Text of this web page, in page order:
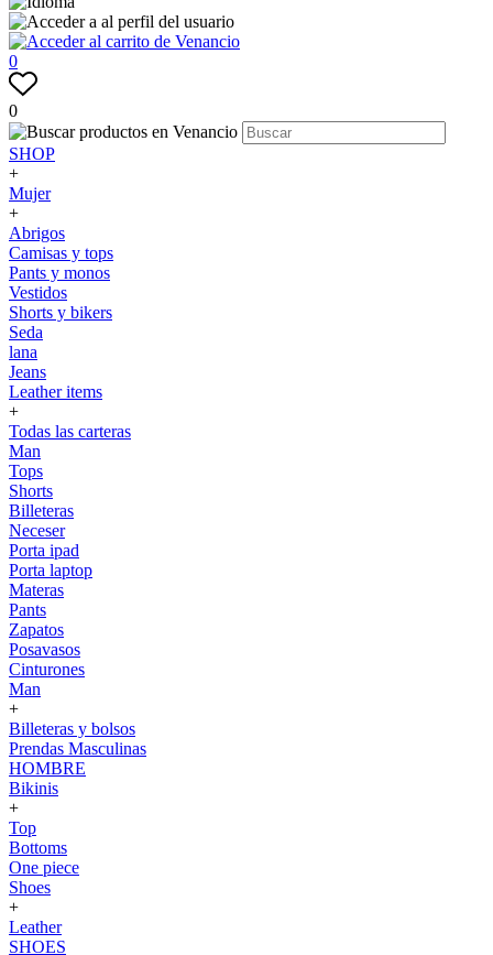
0
0
SHOP
+
Mujer
+
Abrigos
Camisas y tops
Pants y monos
Vestidos
Shorts y bikers
Seda
lana
Jeans
Leather items
+
Todas las carteras
Man
Tops
Shorts
Billeteras
Neceser
Porta ipad
Porta laptop
Materas
Pants
Zapatos
Posavasos
Cinturones
Man
+
Billeteras y bolsos
Prendas Masculinas
HOMBRE
Bikinis
+
Top
Bottoms
One piece
Shoes
+
Leather
SHOES